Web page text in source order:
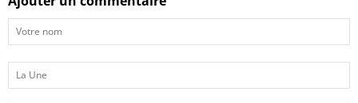
Votre
nom
La
Une